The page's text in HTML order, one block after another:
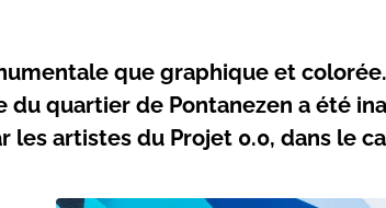
que graphique et
du quartier de Pontanezen a été
les artistes du Projet 0.0, dans le